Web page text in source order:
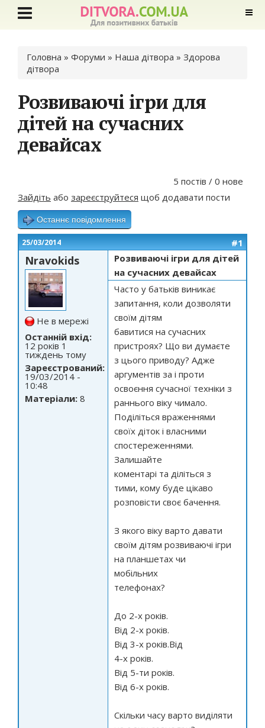
Ви є тут
Головна » Форуми » Наша дітвора » Здорова
дітвора
Розвиваючі ігри для
дітей на сучасних
девайсах
5 постів / 0 нове
Зайдіть або зареєструйтеся щоб додавати пости
Останнє повідомлення
25/03/2014 #1
Nravokids
Не в мережі
Останній вхід:
12 років 1
тиждень тому
Зареєстрований:
19/03/2014 -
10:48
Матеріали: 8
Розвиваючі ігри для дітей
на сучасних девайсах
Часто у батьків виникає
запитання, коли дозволяти
своїм дітям
бавитися на сучасних
пристроях? Що ви думаєте
з цього приводу? Адже
аргументів за і проти
освоєння сучасної техніки з
раннього віку чимало.
Поділіться враженнями
своїх діток і власними
спостереженнями.
Залишайте
коментарі та діліться з
тими, кому буде цікаво
розповісти своє бачення.
З якого віку варто давати
своїм дітям розвиваючі ігри
на планшетах чи
мобільних
телефонах?
До 2-х років.
Від 2-х років.
Від 3-х років.Від
4-х років.
Від 5-ти років.
Від 6-х років.
Скільки часу варто виділяти